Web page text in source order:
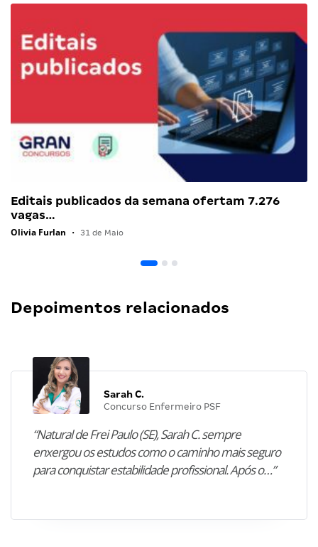
Editais publicados da semana ofertam 7.276
vagas…
Olivia Furlan • 31 de Maio
Depoimentos relacionados
Sarah C.
Concurso Enfermeiro PSF
“Natural de Frei Paulo (SE), Sarah C. sempre
enxergou os estudos como o caminho mais seguro
para conquistar estabilidade profissional. Após o…”